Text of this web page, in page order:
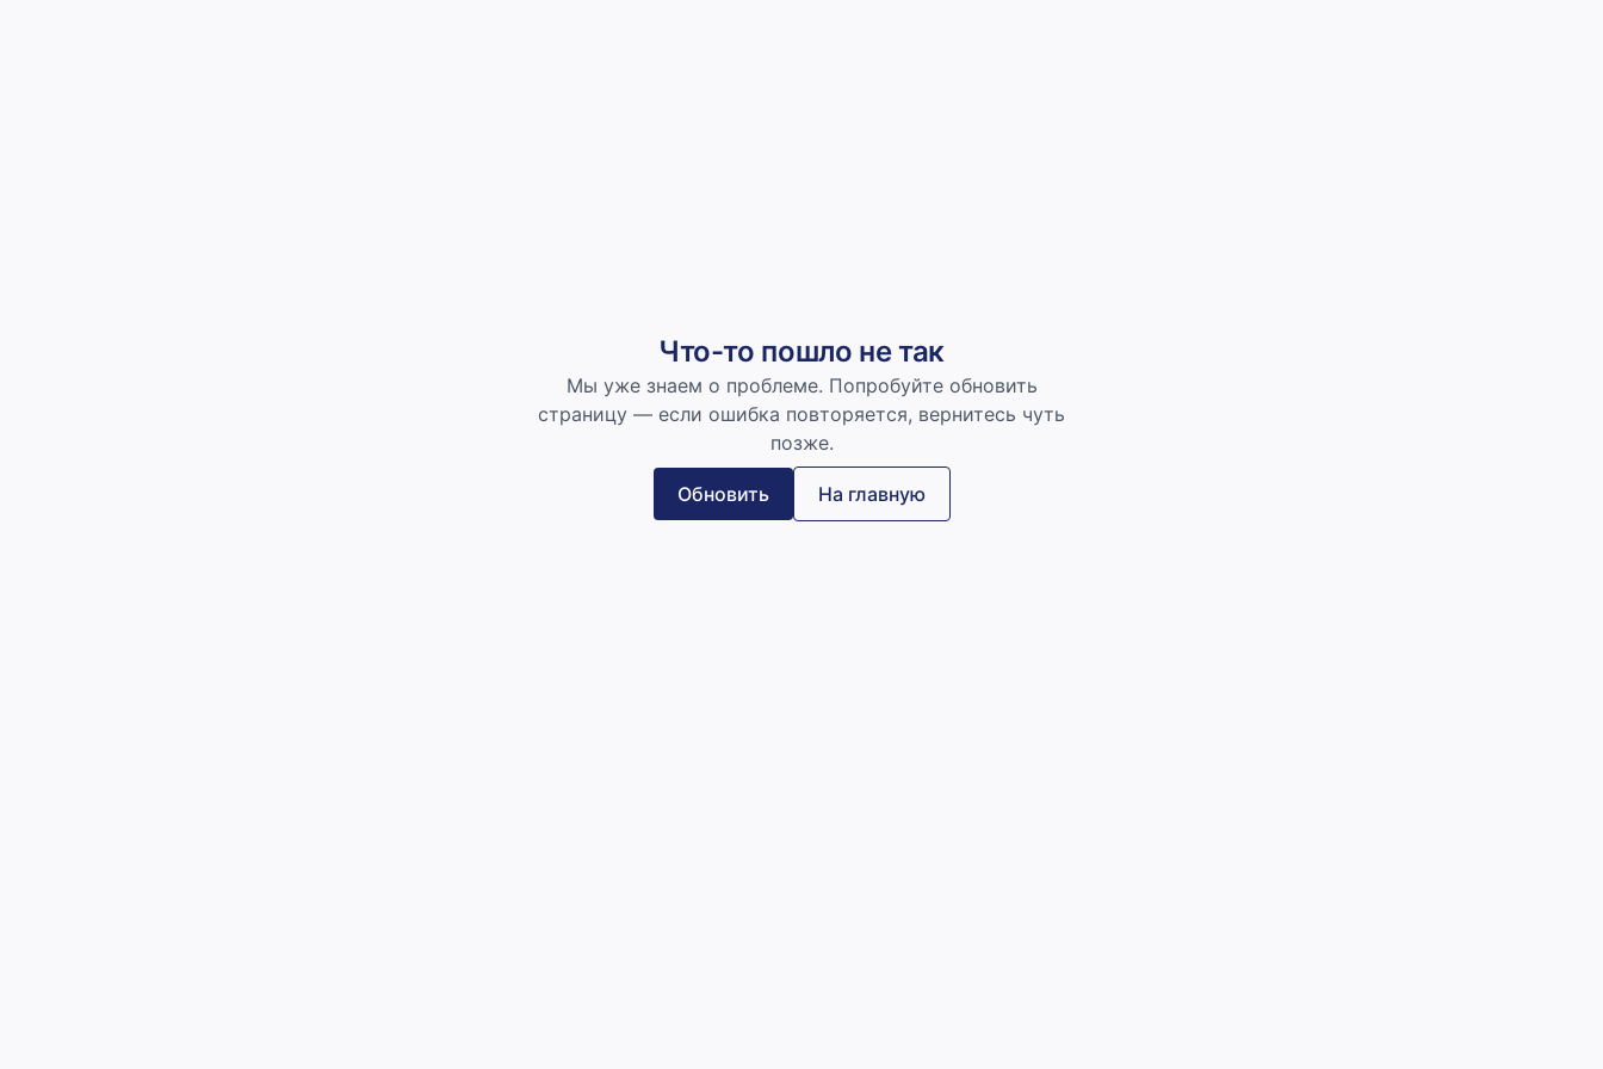
Что-то пошло не так
Мы уже знаем о проблеме. Попробуйте обновить
страницу — если ошибка повторяется, вернитесь чуть
позже.
Обновить На главную